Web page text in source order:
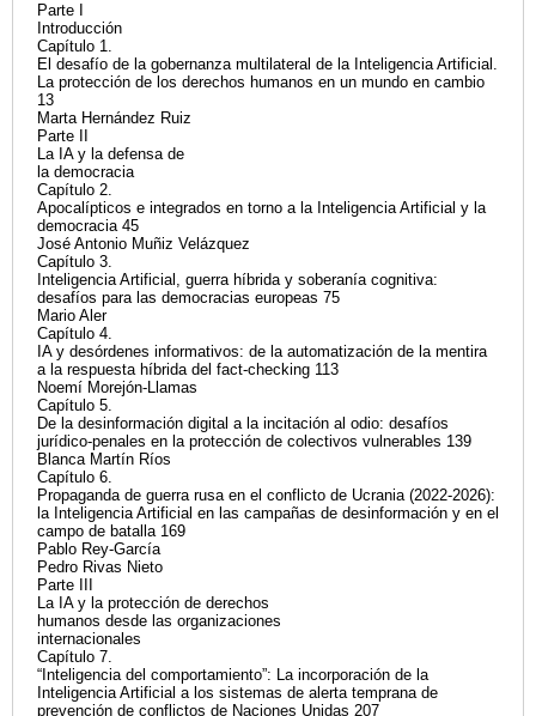
Parte I
Introducción
Capítulo 1.
El desafío de la gobernanza multilateral de la Inteligencia Artificial.
La protección de los derechos humanos en un mundo en cambio
13
Marta Hernández Ruiz
Parte II
La IA y la defensa de
la democracia
Capítulo 2.
Apocalípticos e integrados en torno a la Inteligencia Artificial y la
democracia 45
José Antonio Muñiz Velázquez
Capítulo 3.
Inteligencia Artificial, guerra híbrida y soberanía cognitiva:
desafíos para las democracias europeas 75
Mario Aler
Capítulo 4.
IA y desórdenes informativos: de la automatización de la mentira
a la respuesta híbrida del fact-checking 113
Noemí Morejón-Llamas
Capítulo 5.
De la desinformación digital a la incitación al odio: desafíos
jurídico-penales en la protección de colectivos vulnerables 139
Blanca Martín Ríos
Capítulo 6.
Propaganda de guerra rusa en el conflicto de Ucrania (2022-2026):
la Inteligencia Artificial en las campañas de desinformación y en el
campo de batalla 169
Pablo Rey-García
Pedro Rivas Nieto
Parte III
La IA y la protección de derechos
humanos desde las organizaciones
internacionales
Capítulo 7.
“Inteligencia del comportamiento”: La incorporación de la
Inteligencia Artificial a los sistemas de alerta temprana de
prevención de conflictos de Naciones Unidas 207